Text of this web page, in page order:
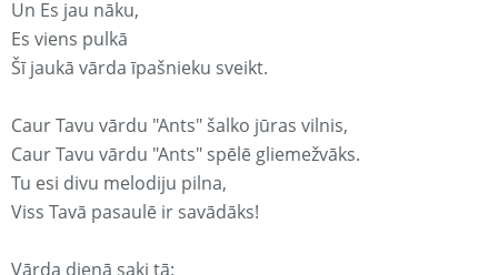
Un Es jau nāku,
Es viens pulkā
Šī jaukā vārda īpašnieku sveikt.
Caur Tavu vārdu "Ants" šalko jūras vilnis,
Caur Tavu vārdu "Ants" spēlē gliemežvāks.
Tu esi divu melodiju pilna,
Viss Tavā pasaulē ir savādāks!
Vārda dienā saki tā: